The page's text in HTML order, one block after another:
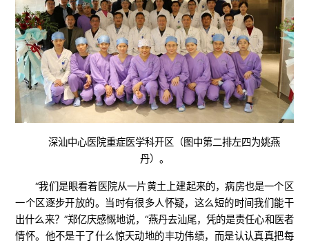
深汕中心医院重症医学科开区（图中第二排左四为姚燕
丹）。
“我们是眼看着医院从一片黄土上建起来的，病房也是一个区
一个区逐步开放的。当时有很多人怀疑，这么短的时间我们能干
出什么来？”郑亿庆感慨地说，“燕丹去汕尾，凭的是责任心和医者
情怀。他不是干了什么惊天动地的丰功伟绩，而是认认真真把每